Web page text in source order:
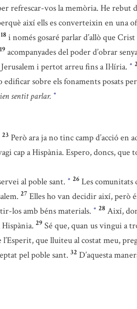
refrescar-vos la memòria. He rebut
així ells es converteixin en una
18 i només gosaré parlar d’allò que
19 acompanyades del poder d’obrar
Jerusalem i pertot arreu fins a Il·líria. *
sobre els fonaments posats
sentit parlar. *
23 Però ara ja no tinc camp d’acció en
cap a Hispània. Espero, doncs,
al poble sant. * 26 Les comunitats
27 Elles ho van decidir així, però
los amb béns materials. * 28 Així,
29 Sé que, quan us vingui a
que lluiteu al costat meu,
pel poble sant. 32 D’aquesta